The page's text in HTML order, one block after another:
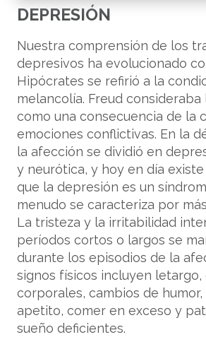
DEPRESIÓN
Nuestra comprensión de los
depresivos ha evolucionado
Hipócrates se refirió a la
melancolía. Freud consideraba
como una consecuencia de la
emociones conflictivas. En la
la afección se dividió en
y neurótica, y hoy en día
que la depresión es un
menudo se caracteriza por
La tristeza y la irritabilidad
períodos cortos o largos se
durante los episodios de la
signos físicos incluyen letargo,
corporales, cambios de
apetito, comer en exceso y
sueño deficientes.